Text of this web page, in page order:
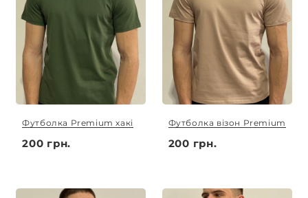
Футболка Premium хакі
200 грн.
Футболка візон Premium
200 грн.